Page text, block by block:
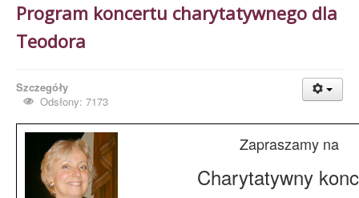
Aktualności
Wydarzenia
Piszemy
Pożegnania
Zdjęcia
Dyrygenci
Program koncertu charytatywnego dla
Teodora
Szczegóły
Odsłony: 7173
Zapraszamy na
Charytatywny